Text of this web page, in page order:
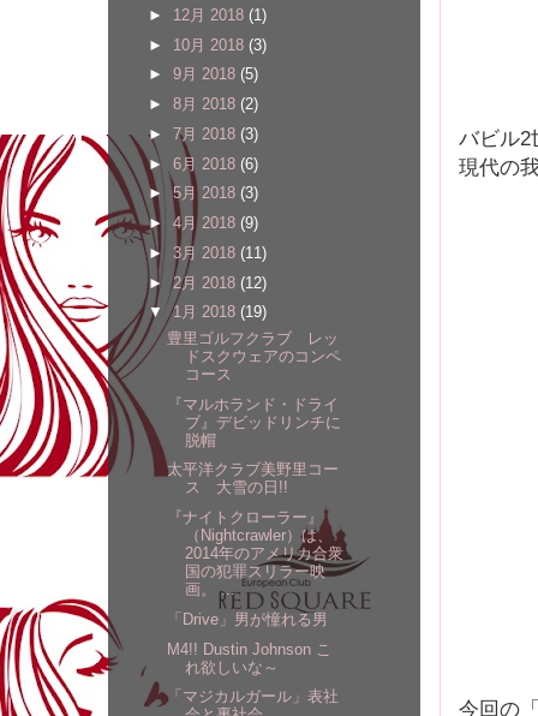
バビル2
現代の
今回の
► 12月 2018 (1)
► 10月 2018 (3)
► 9月 2018 (5)
► 8月 2018 (2)
► 7月 2018 (3)
► 6月 2018 (6)
►5月 2018 (3)
► 4月 2018 (9)
► 3月 2018 (11)
►2月 2018 (12)
▼1月 2018 (19)
豊里ゴルフクラブ レッ
ドスクウェアのコンペ
コース
『マルホランド・ドライ
ブ』デビッドリンチに
脱帽
太平洋クラブ美野里コー
ス 大雪の日!!
『ナイトクローラー』
（Nightcrawler）は、
2014年のアメリカ合衆
国の犯罪スリラー映
画。 ...
「Drive」男が憧れる男
M4!! Dustin Johnson こ
れ欲しいな～
「マジカルガール」表社